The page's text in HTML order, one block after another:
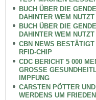
BUCH ÜBER DIE
DAHINTER WEM
BUCH ÜBER DIE
DAHINTER WEM
CBN NEWS
RFID-CHIP
CDC BERICHT 5 000
GROSSE
IMPFUNG
CARSTEN PÖTTER
WERDENS UM